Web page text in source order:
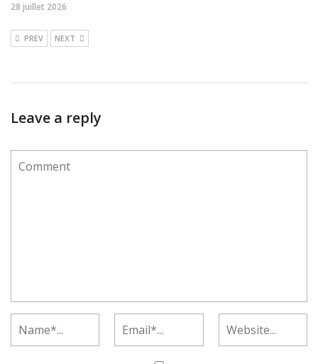
28 juillet 2026
PREV NEXT
Leave a reply